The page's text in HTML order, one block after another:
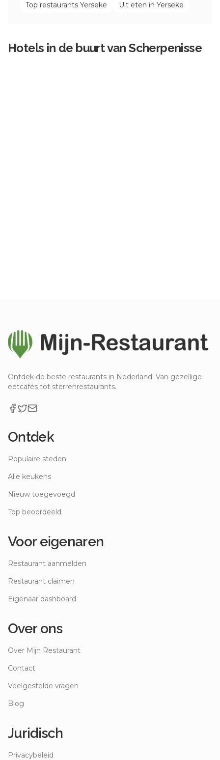
Top restaurants Yerseke Uit eten in Yerseke
Hotels in de buurt vanScherpenisse
Ontdek de beste restaurants in Nederland. Van gezellige
eetcafés tot sterrenrestaurants.
Ontdek
Populaire steden
Alle keukens
Nieuw toegevoegd
Top beoordeeld
Voor eigenaren
Restaurant aanmelden
Restaurant claimen
Eigenaar dashboard
Over ons
Over Mijn Restaurant
Contact
Veelgestelde vragen
Blog
Juridisch
Privacybeleid